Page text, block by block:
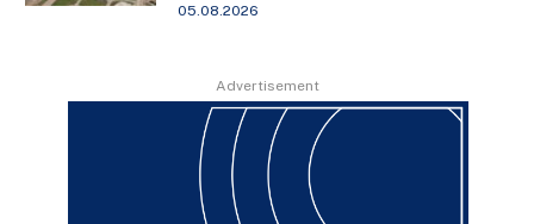
05.08.2026
Advertisement